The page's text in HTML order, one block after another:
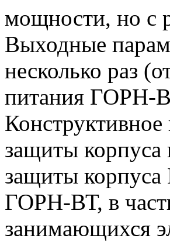
мощности, но с
Выходные
несколько раз
питания ГОРН-
защиты корпуса
защиты корпуса
ГОРН-ВТ, в
занимающихся